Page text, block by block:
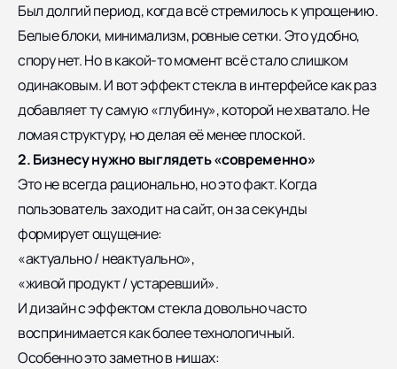
Был долгий период, когда всё стремилось к упрощению.
Белые блоки, минимализм, ровные сетки. Это удобно,
спору нет. Но в какой-то момент всё стало слишком
одинаковым. И вот эффект стекла в интерфейсе как раз
добавляет ту самую «глубину», которой не хватало. Не
ломая структуру, но делая её менее плоской.
2. Бизнесу нужно выглядеть «современно»
Это не всегда рационально, но это факт. Когда
пользователь заходит на сайт, он за секунды
формирует ощущение:
«актуально / неактуально»,
«живой продукт / устаревший».
И дизайн с эффектом стекла довольно часто
воспринимается как более технологичный.
Особенно это заметно в нишах: